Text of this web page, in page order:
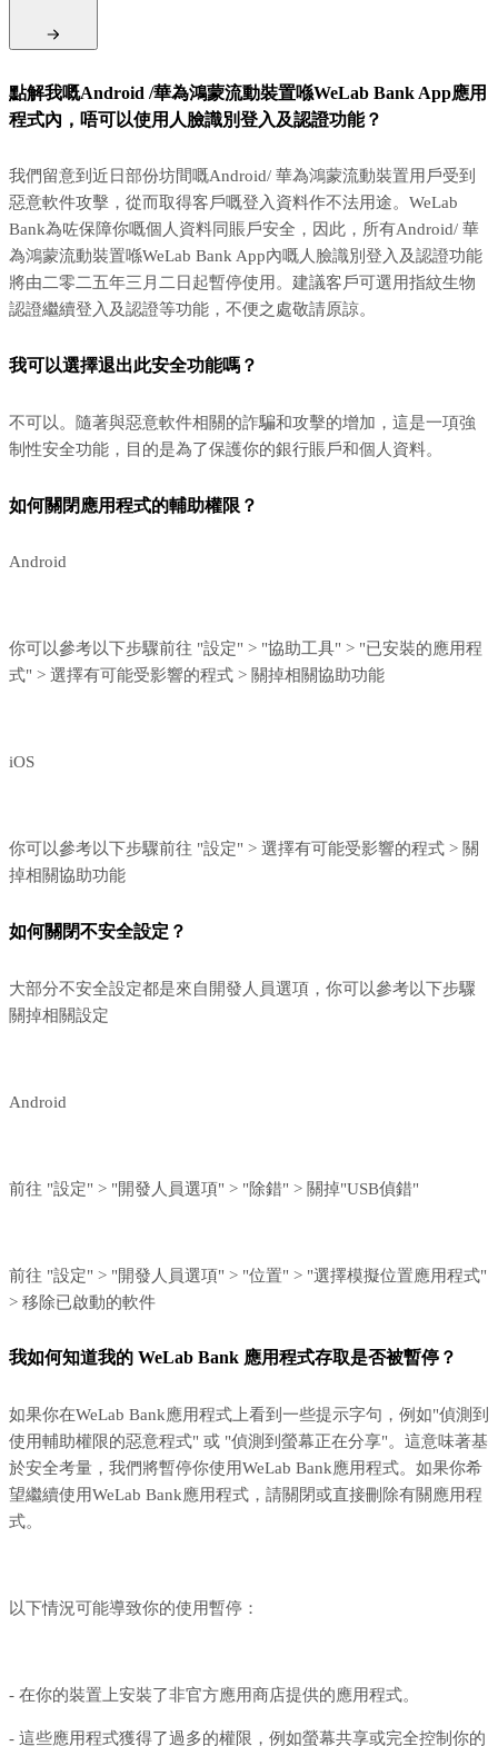
點解我嘅Android /華為鴻蒙流動裝置喺WeLab Bank App應用
程式內，唔可以使用人臉識別登入及認證功能？
我們留意到近日部份坊間嘅Android/ 華為鴻蒙流動裝置用戶受到
惡意軟件攻擊，從而取得客戶嘅登入資料作不法用途。WeLab
Bank為咗保障你嘅個人資料同賬戶安全，因此，所有Android/ 華
為鴻蒙流動裝置喺WeLab Bank App內嘅人臉識別登入及認證功能
將由二零二五年三月二日起暫停使用。建議客戶可選用指紋生物
認證繼續登入及認證等功能，不便之處敬請原諒。
我可以選擇退出此安全功能嗎？
不可以。隨著與惡意軟件相關的詐騙和攻擊的增加，這是一項強
制性安全功能，目的是為了保護你的銀行賬戶和個人資料。
如何關閉應用程式的輔助權限？
Android
你可以參考以下步驟前往 "設定" > "協助工具" > "已安裝的應用程
式" > 選擇有可能受影響的程式 > 關掉相關協助功能
iOS
你可以參考以下步驟前往 "設定" > 選擇有可能受影響的程式 > 關
掉相關協助功能
如何關閉不安全設定？
大部分不安全設定都是來自開發人員選項，你可以參考以下步驟
關掉相關設定
Android
前往 "設定" > "開發人員選項" > "除錯" > 關掉"USB偵錯"
前往 "設定" > "開發人員選項" > "位置" > "選擇模擬位置應用程式"
> 移除已啟動的軟件
我如何知道我的 WeLab Bank 應用程式存取是否被暫停？
如果你在WeLab Bank應用程式上看到一些提示字句，例如"偵測到
使用輔助權限的惡意程式" 或 "偵測到螢幕正在分享"。這意味著基
於安全考量，我們將暫停你使用WeLab Bank應用程式。如果你希
望繼續使用WeLab Bank應用程式，請關閉或直接刪除有關應用程
式。
以下情況可能導致你的使用暫停：
- 在你的裝置上安裝了非官方應用商店提供的應用程式。
- 這些應用程式獲得了過多的權限，例如螢幕共享或完全控制你的